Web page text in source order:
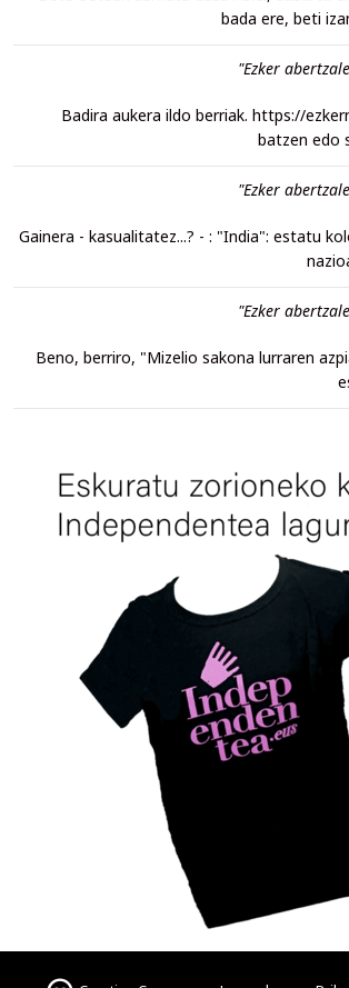
bada ere, beti
"Ezker
Badira aukera ildo berriak. https://
batzen edo
"Ezker
Gainera - kasualitatez...? - : "India": estatu
"Ezker
Beno, berriro, "Mizelio sakona lurraren